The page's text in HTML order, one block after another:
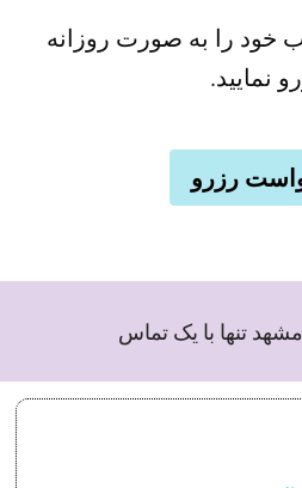
خود را به صورت روزانه
نمایید.
رزرو
تنها با یک تماس